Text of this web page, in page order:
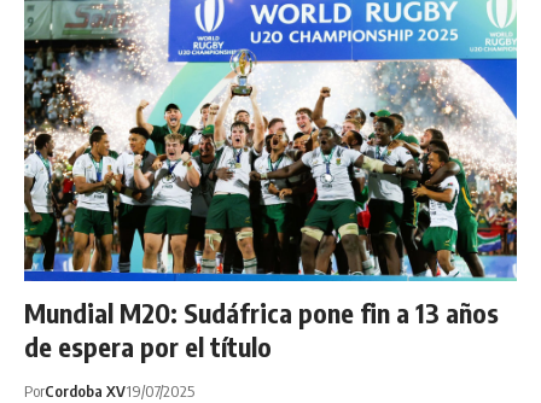
Mundial M20: Sudáfrica pone fin a 13 años
de espera por el título
PorCordoba XV19/07/2025